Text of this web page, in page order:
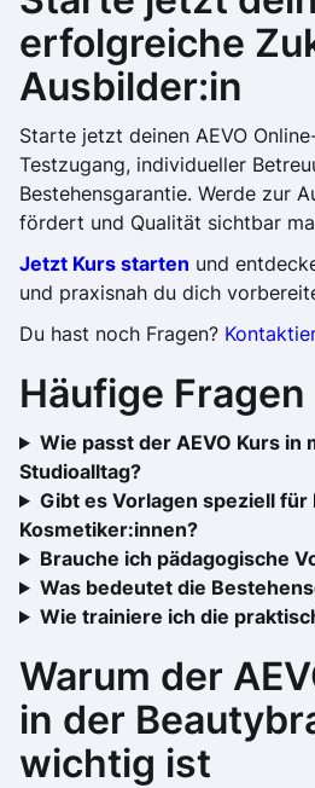
erfolgreiche
Ausbilder:in
Starte jetzt deinen AEVO
Testzugang, individueller
Bestehensgarantie. Werde zur
fördert und Qualität sichtbar
Jetzt Kurs starten und
und praxisnah du dich
Du hast noch Fragen?
Häufige Fragen
Wie passt der AEVO Kurs in
Studioalltag?
Gibt es Vorlagen speziell
Kosmetiker:innen?
Brauche ich pädagogische
Was bedeutet die
Wie trainiere ich die
Warum der
in der
wichtig ist